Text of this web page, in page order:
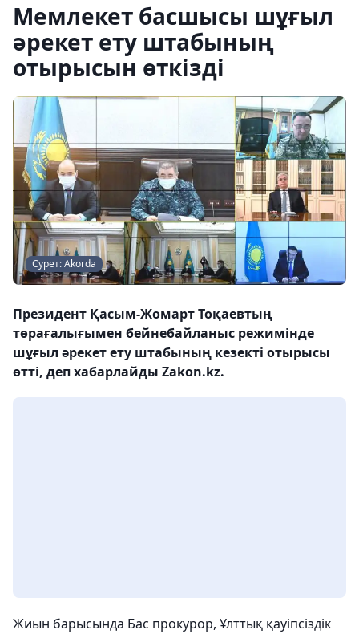
Мемлекет басшысы шұғыл
әрекет ету штабының
отырысын өткізді
Сурет: Аkorda
Президент Қасым-Жомарт Тоқаевтың
төрағалығымен бейнебайланыс режимінде
шұғыл әрекет ету штабының кезекті отырысы
өтті, деп хабарлайды Zakon.kz.
Жиын барысында Бас прокурор, Ұлттық қауіпсіздік